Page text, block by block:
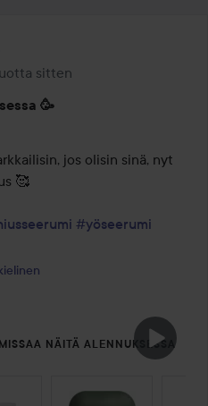
sitten
luotiin 1 vuotta sitten
🥳
jos olisin sinä, nyt
🥰
#yöseerumi
NÄITÄ ALENNUKSESSA